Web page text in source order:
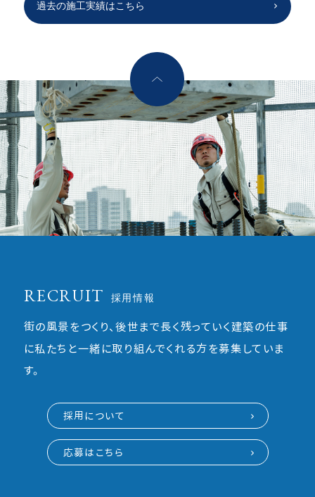
過去の施工実績はこちら
RECRUIT 採用情報
街の風景をつくり、後世まで長く残っていく建築の仕事
に私たちと一緒に取り組んでくれる方を募集していま
す。
採用について
応募はこちら